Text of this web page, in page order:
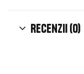
Recenzii (0)